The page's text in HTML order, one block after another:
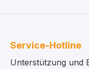
Service-Hotline
Unterstützung und